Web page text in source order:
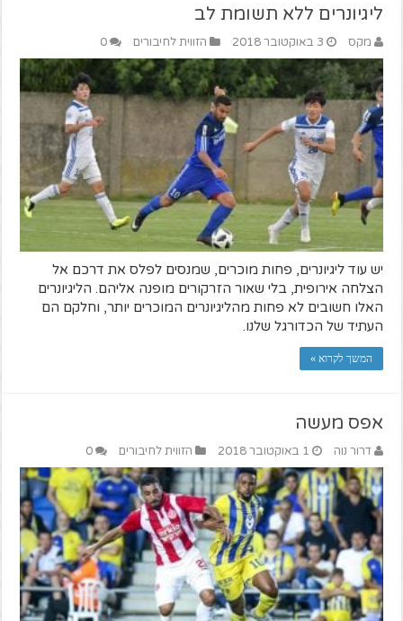
ליגיונרים ללא תשומת לב
מקס 3 באוקטובר 2018 הזווית לחיבורים 0
יש עוד ליגיונרים, פחות מוכרים, שמנסים לפלס את דרכם אל
הצלחה אירופית, בלי שאור הזרקורים מופנה אליהם. הליגיונרים
האלו חשובים לא פחות מהליגיונרים המוכרים יותר, וחלקם הם
העתיד של הכדורגל שלנו.
המשך לקרוא »
אפס מעשה
דרור נוה 1 באוקטובר 2018 הזווית לחיבורים 0